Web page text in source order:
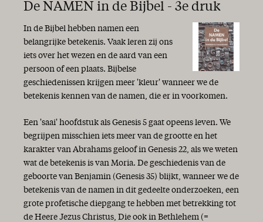
De NAMEN in de Bijbel - 3e druk
In de Bijbel hebben namen een
belangrijke betekenis. Vaak leren zij ons
iets over het wezen en de aard van een
persoon of een plaats. Bijbelse
geschiedenissen krijgen meer 'kleur' wanneer we de
betekenis kennen van de namen, die er in voorkomen.
Een 'saai' hoofdstuk als Genesis 5 gaat opeens leven. We
begrijpen misschien iets meer van de grootte en het
karakter van Abrahams geloof in Genesis 22, als we weten
wat de betekenis is van Moria. De geschiedenis van de
geboorte van Benjamin (Genesis 35) blijkt, wanneer we de
betekenis van de namen in dit gedeelte onderzoeken, een
grote profetische diepgang te hebben met betrekking tot
de Heere Jezus Christus, Die ook in Bethlehem (=